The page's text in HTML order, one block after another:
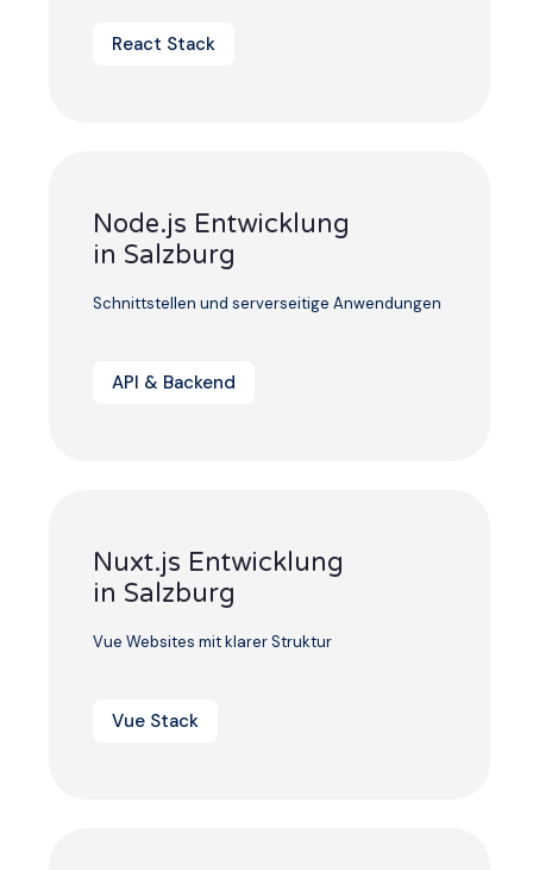
React Stack
Node.js Entwicklung
in Salzburg
Schnittstellen und serverseitige Anwendungen
API & Backend
Nuxt.js Entwicklung
in Salzburg
Vue Websites mit klarer Struktur
Vue Stack